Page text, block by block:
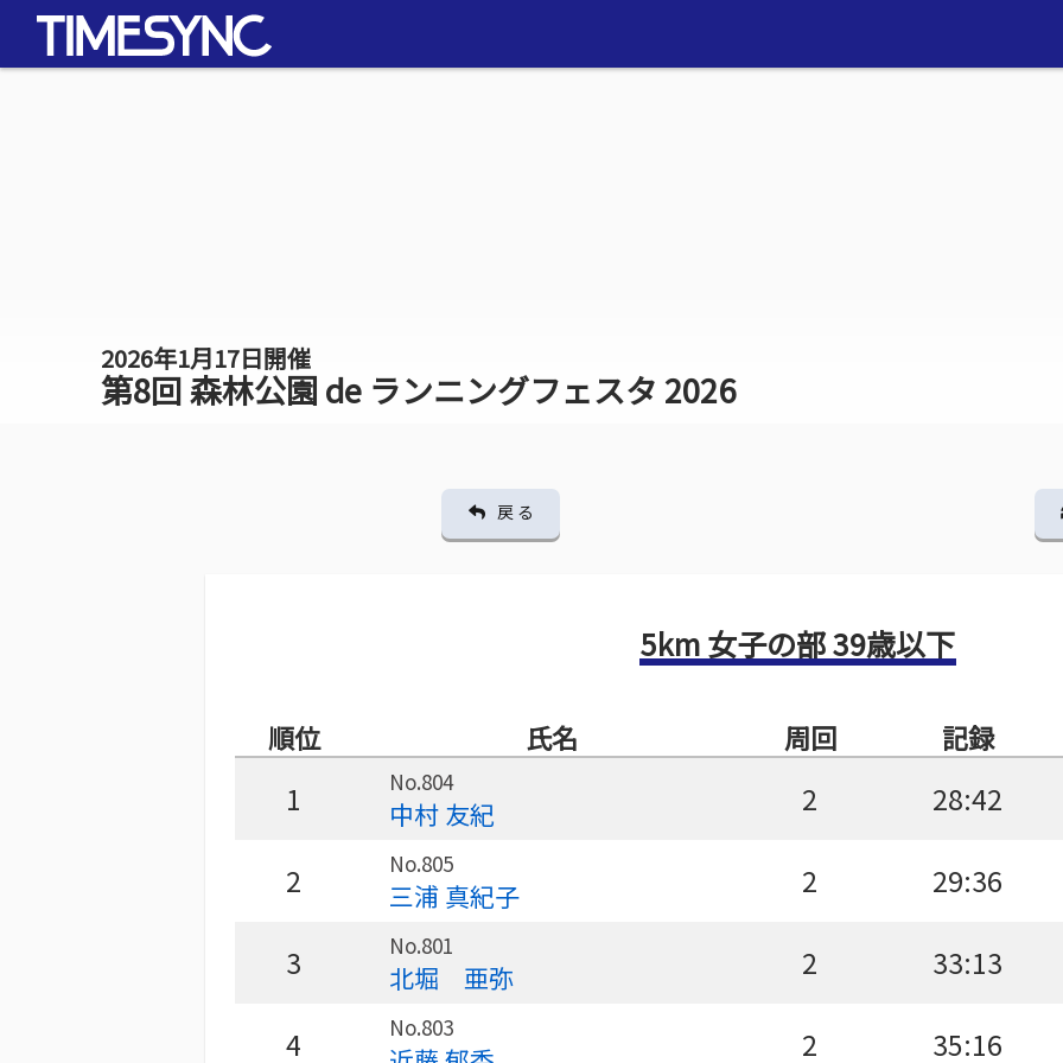
2026年1月17日開催
第8回 森林公園 de ランニングフェスタ 2026
戻 る
5km 女子の部 39歳以下
順位 氏名 周回 記録
1 No.804
中村 友紀 2 28:42
2 No.805
三浦 真紀子 2 29:36
3 No.801
北堀 亜弥 2 33:13
4 No.803 2 35:16